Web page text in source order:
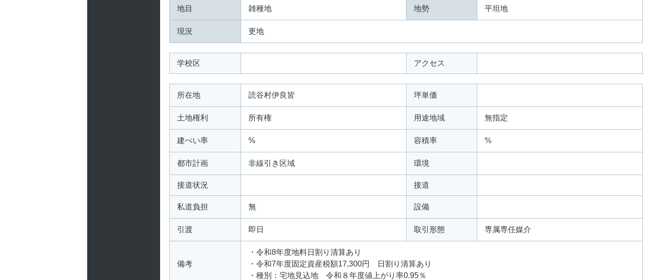
地目 雑種地 地勢 平坦地
現況 更地
学校区 アクセス
所在地 読谷村伊良皆 坪単価
土地権利 所有権 用途地域 無指定
建ぺい率 % 容積率 %
都市計画 非線引き区域 環境
接道状況 接道
私道負担 無 設備
引渡 即日 取引形態 専属専任媒介
備考
・令和8年度地料日割り清算あり
・令和7年度固定資産税額17,300円 日割り清算あり
・種別：宅地見込地 令和８年度値上がり率0.95％